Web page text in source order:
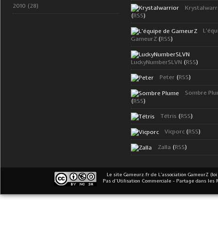
2010 (28)
(RSS)
GameurZ (RSS)
LuckyNumberSLVN (RSS)
Peter (RSS)
Sombre
(RSS)
Tétris (RSS)
Vicporc (RSS)
Zalla (RSS)
Le site Gameurz.fr de L'association GameurZ (loi
Pas d’Utilisation Commerciale - Partage dans